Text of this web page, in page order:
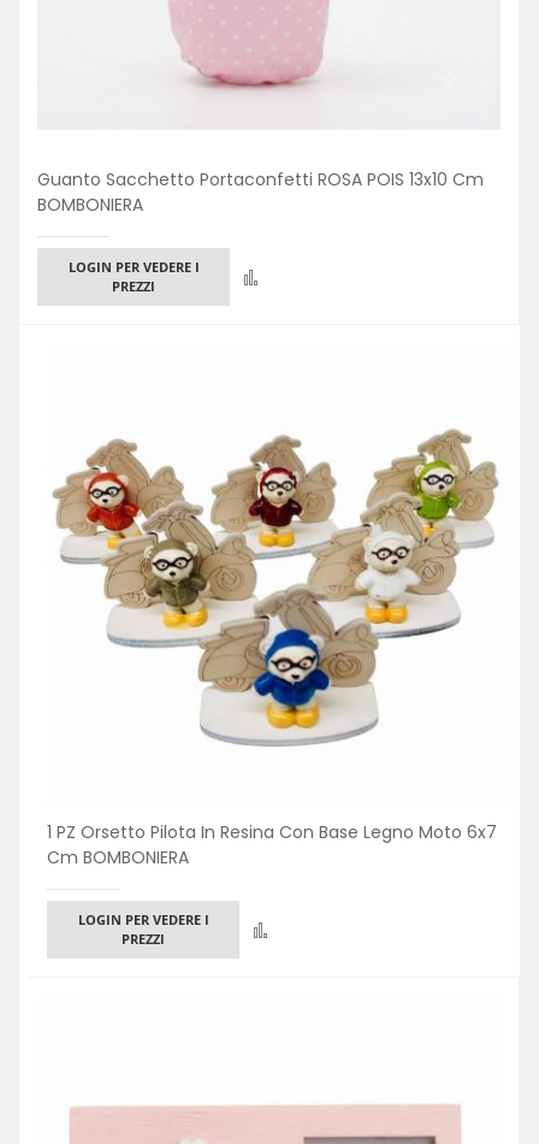
Guanto Sacchetto Portaconfetti ROSA POIS 13x10 Cm
BOMBONIERA
LOGIN PER VEDERE I
PREZZI
1 PZ Orsetto Pilota In Resina Con Base Legno Moto 6x7
Cm BOMBONIERA
LOGIN PER VEDERE I
PREZZI